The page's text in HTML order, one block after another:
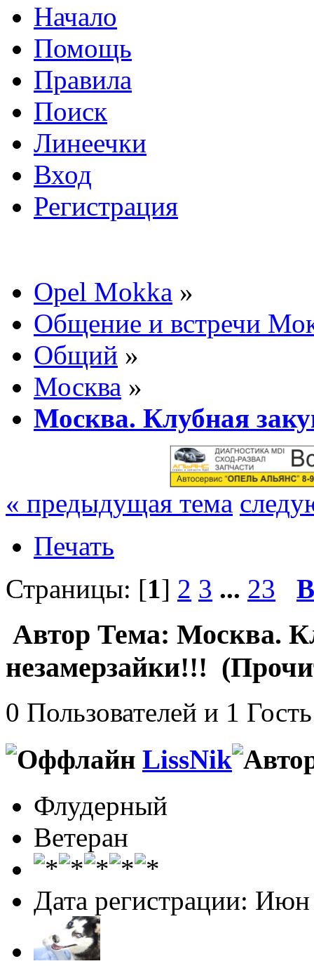
Начало
Помощь
Правила
Поиск
Линеечки
Вход
Регистрация
Opel Mokka »
Общение и встречи
Общий »
Москва »
Москва. Клубная
« предыдущая тема
Печать
Страницы: [1] 2 3 ... 23
Автор Тема: Москва.
незамерзайки!!!
0 Пользователей и 1
LissNik
Флудерный
Ветеран
Дата регистрации: